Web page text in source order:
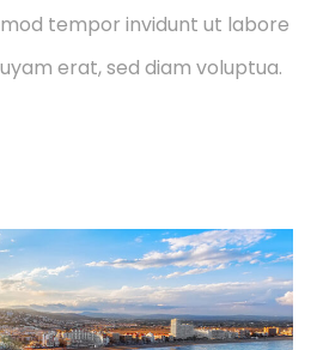
tempor invidunt ut labore
erat, sed diam voluptua.